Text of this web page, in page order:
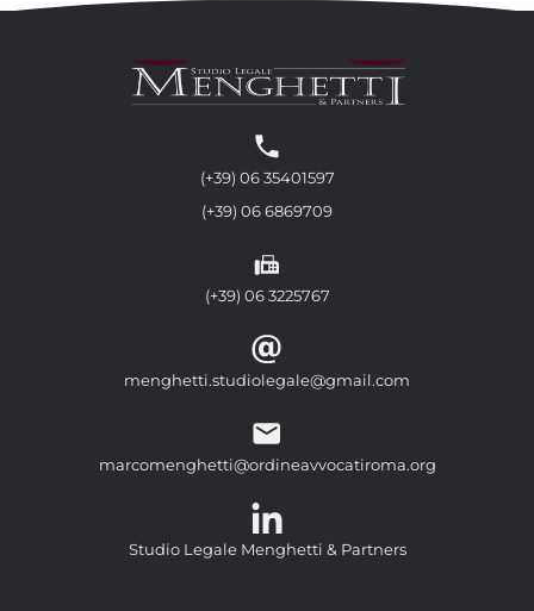
(+39) 06 35401597
(+39) 06 6869709
(+39) 06 3225767
menghetti.studiolegale@gmail.com
marcomenghetti@ordineavvocatiroma.org
Studio Legale Menghetti & Partners